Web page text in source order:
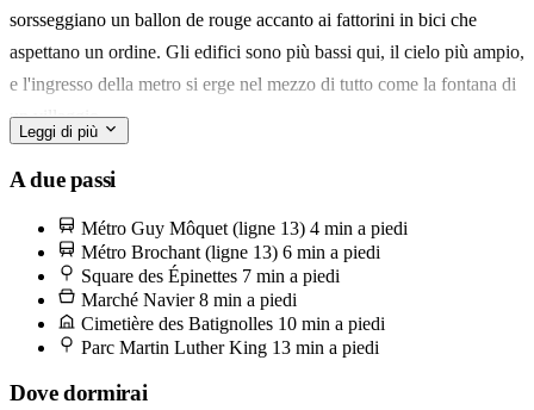
It suits two people on a slower kind of Paris trip — the kind where
you cook once, wander often, and come back at midnight to a room
still holding the day's light.
sorsseggiano un ballon de rouge accanto ai fattorini in bici che
aspettano un ordine. Gli edifici sono più bassi qui, il cielo più ampio,
e l'ingresso della metro si erge nel mezzo di tutto come la fontana di
un villaggio.
La mattina, camminate cinque minuti fino al marché des Batignolles
biologico, e già solo il pollo allo spiedo vale il viaggio. Arrivate
prima delle undici, mangiatelo poi in square Boulay-Level con una
bottiglia presa dalla cave à vin in rue Lemercier.
Leggi di più
A due passi
Métro Guy Môquet (ligne 13) 4 min a piedi
Métro Brochant (ligne 13) 6 min a piedi
Square des Épinettes 7 min a piedi
Marché Navier 8 min a piedi
Cimetière des Batignolles 10 min a piedi
Parc Martin Luther King 13 min a piedi
Dove dormirai